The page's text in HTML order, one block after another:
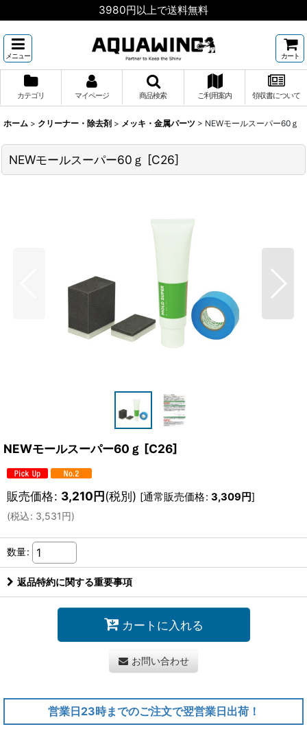
3980円以上で送料無料
メニュー カート
カテゴリ マイページ 商品検索 ご利用案内 領収書について
ホーム > クリーナー・除去剤 > メッキ・金属パーツ > NEWモールスーパー60ｇ
NEWモールスーパー60ｇ [C26]
NEWモールスーパー60ｇ [C26]
販売価格: 3,210円(税別) [通常販売価格: 3,309 円]
(税込: 3,531円)
数量:
返品特約に関する重要事項
カートに入れる
お問い合わせ
営業日23時までのご注文で翌営業日出荷！